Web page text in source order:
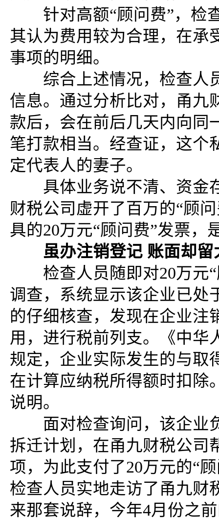
针对高额“顾问费”，检
其认为费用较为合理，在承
事项的明细。
综合上述情况，检查人
信息。通过分析比对，甬九
款后，会在前后几天内向同
笔打款相当。经查证，这个
定代表人的妻子。
具体业务说不清、资金
财税公司虚开了百万的“顾
具的20万元“顾问费”发票，
虽办注销登记 账面却留
检查人员随即对20万元“
调查，系统显示该企业已处
的仔细核查，发现在企业注
用，进行税前列支。《中华
规定，企业实际发生的与取
在计算应纳税所得额时扣除
说明。
面对检查询问，该企业负
拆迁计划，在甬九财税公司
项，为此支付了20万元的“
检查人员实地走访了甬九财
来那套说辞，今年4月份之